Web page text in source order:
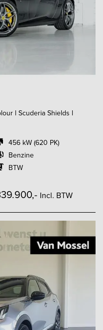
l Scuderia Shields l
456 kW (620 PK)
Benzine
BTW
Incl. BTW